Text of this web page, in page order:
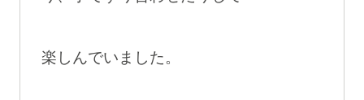
楽しんでいました。